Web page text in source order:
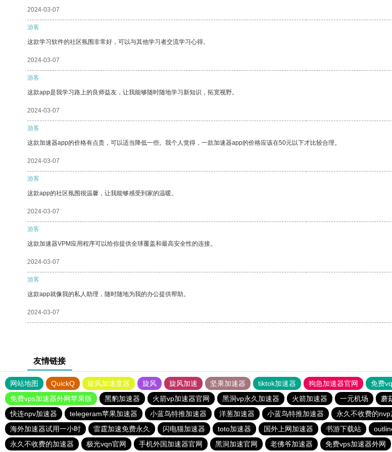
2024-03-07
游客
这款学习软件的社区氛围非常好，可以与其他学习者交流学习心得。
2024-03-07
游客
这款app是我学习路上的良师益友，让我能够随时随地学习新知识，拓宽视野。
2024-03-07
游客
这款加速器app的价格有点贵，可以适当降低一些。我个人觉得，一款加速器app的价格应该在50元以下才比较合理。
2024-03-07
游客
这款app的社区氛围很温馨，让我能够感受到家的温暖。
2024-03-07
游客
这款加速器VPM应用程序可以给你提供全球覆盖和最高安全性的连接。
2024-03-07
游客
这款app就像我的私人助理，随时随地为我的办公提供帮助。
2024-03-07
友情链接
网站地图 QuickQ 旋风加速度器 旋风 旋风加速 坚果加速器 tiktok加速器 狗急加速器官网 免费
免费vps加速器外网苹果版
黑豹加速器 火箭vp加速器官网 黑洞vp永久加速器 火箭加速器 一元机场 蘑
快连npv加速器
telegeram苹果加速器 小蓝鸟特推加速器 洋葱加速器 小蓝鸟特推加速器 永久不收费的nvp
海外加速器试用一小时
雷霆加速免费永久 闪电猫加速器 toto加速器 国外上网加速器 书游下载站
永久不收费的加速器
极光vqn官网 手机外国加速器官网 黑洞加速官网 老佛爷加速器 免费vps加速器外网